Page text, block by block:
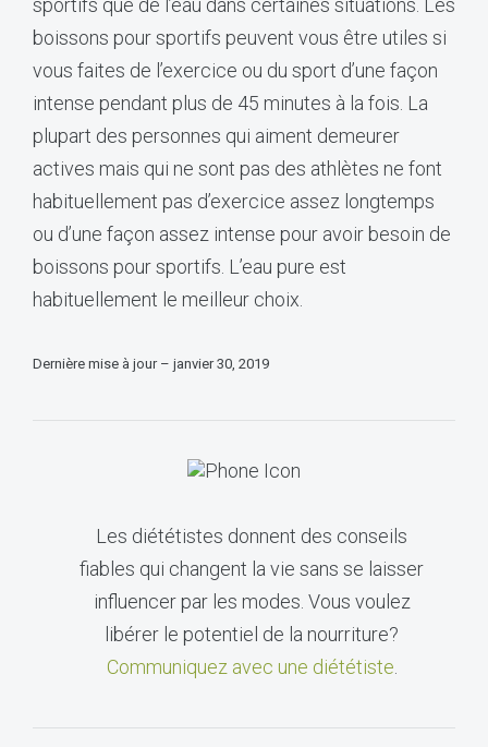
sportifs que de l’eau dans certaines situations. Les
boissons pour sportifs peuvent vous être utiles si
vous faites de l’exercice ou du sport d’une façon
intense pendant plus de 45 minutes à la fois. La
plupart des personnes qui aiment demeurer
actives mais qui ne sont pas des athlètes ne font
habituellement pas d’exercice assez longtemps
ou d’une façon assez intense pour avoir besoin de
boissons pour sportifs. L’eau pure est
habituellement le meilleur choix.
Dernière mise à jour – janvier 30, 2019
Les diététistes donnent des conseils
fiables qui changent la vie sans se laisser
influencer par les modes. Vous voulez
libérer le potentiel de la nourriture?
Communiquez avec une diététiste